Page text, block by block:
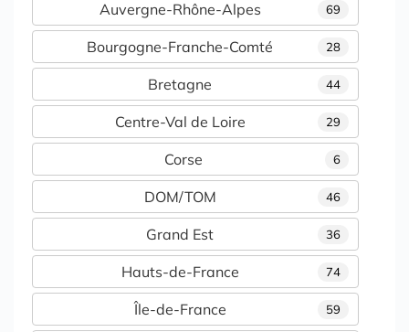
69
Auvergne-Rhône-Alpes
28
Bourgogne-Franche-Comté
44
Bretagne
29
Centre-Val de Loire
6
Corse
46
DOM/TOM
36
Grand Est
74
Hauts-de-France
59
Île-de-France